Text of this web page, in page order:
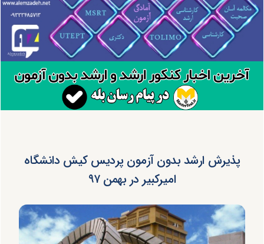
پذیرش ارشد بدون آزمون پردیس کیش دانشگاه
امیرکبیر در بهمن ۹۷